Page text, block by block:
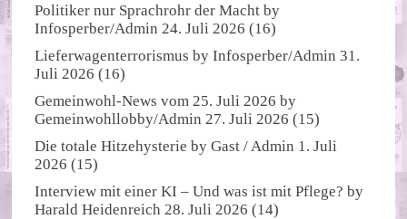
Politiker nur Sprachrohr der Macht by
Infosperber/Admin 24. Juli 2026 (16)
Lieferwagenterrorismus byInfosperber/Admin 31.
Juli 2026 (16)
Gemeinwohl-News vom 25. Juli 2026 by
Gemeinwohllobby/Admin 27. Juli 2026 (15)
Die totale Hitzehysterie byGast / Admin 1. Juli
2026 (15)
Interview mit einer KI – Und was ist mit Pflege? by
Harald Heidenreich 28. Juli 2026 (14)